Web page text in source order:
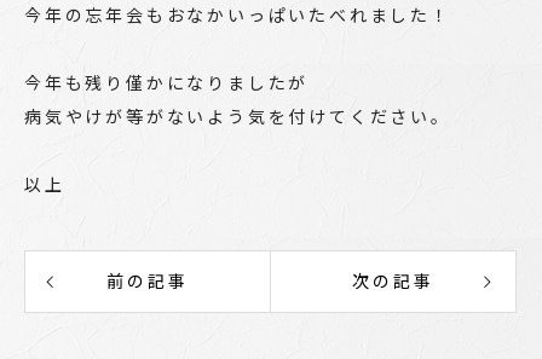
今年の忘年会もおなかいっぱいたべれました！
今年も残り僅かになりましたが
病気やけが等がないよう気を付けてください。
以上
前の記事 次の記事